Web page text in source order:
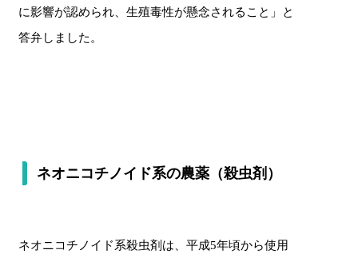
に影響が認められ、生殖毒性が懸念されること」と
答弁しました。
ネオニコチノイド系の農薬（殺虫剤）
ネオニコチノイド系殺虫剤は、平成5年頃から使用